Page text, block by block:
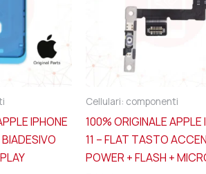
IPHONE
Cellulari: componenti
100% ORIGINALE APPLE
11 – FLAT TASTO
POWER + FLASH +